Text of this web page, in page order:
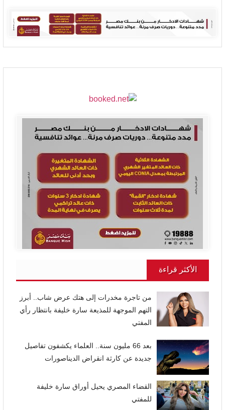
الأكثر قراءة
من تاجرة مخدرات إلى هتك عرض شاب.. أبرز
التهم الموجهة للمذيعة سارة خليفة بانتظار رأي
المفتي
بعد 66 مليون سنة.. العلماء يكشفون تفاصيل
جديدة عن كارثة انقراض الديناصورات
القضاء المصري يحيل أوراق سارة خليفة
للمفتي